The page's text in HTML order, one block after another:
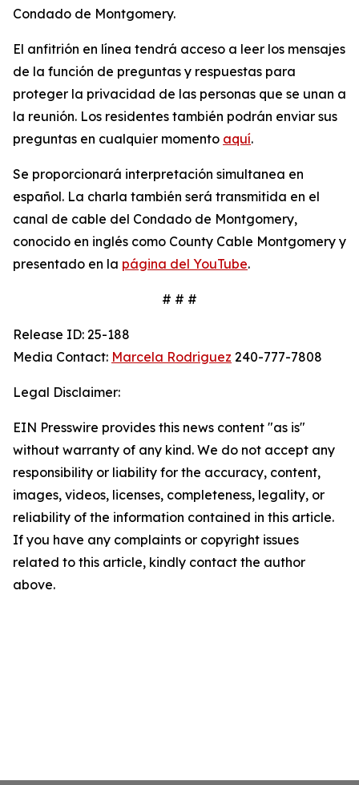
Condado de Montgomery.
El anfitrión en línea tendrá acceso a leer los mensajes
de la función de preguntas y respuestas para
proteger la privacidad de las personas que se unan a
la reunión. Los residentes también podrán enviar sus
preguntas en cualquier momento aquí.
Se proporcionará interpretación simultanea en
español. La charla también será transmitida en el
canal de cable del Condado de Montgomery,
conocido en inglés como County Cable Montgomery y
presentado en la página del YouTube.
# # #
Release ID: 25-188
Media Contact: Marcela Rodriguez 240-777-7808
Legal Disclaimer:
EIN Presswire provides this news content "as is"
without warranty of any kind. We do not accept any
responsibility or liability for the accuracy, content,
images, videos, licenses, completeness, legality, or
reliability of the information contained in this article.
If you have any complaints or copyright issues
related to this article, kindly contact the author
above.